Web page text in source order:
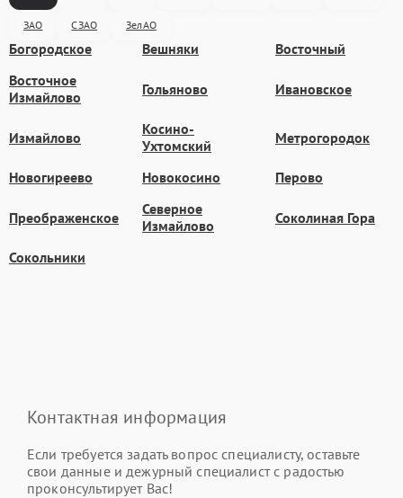
ЗАО СЗАО ЗелАО
Богородское Вешняки
Восточный
Восточное
Измайлово
Гольяново Ивановское
Измайлово
Косино-
Ухтомский
Метрогородок
Новогиреево Новокосино Перово
Преображенское
Северное
Измайлово
Соколиная Гора
Сокольники
Контактная информация
Если требуется задать вопрос специалисту, оставьте
свои данные и дежурный специалист с радостью
проконсультирует Вас!